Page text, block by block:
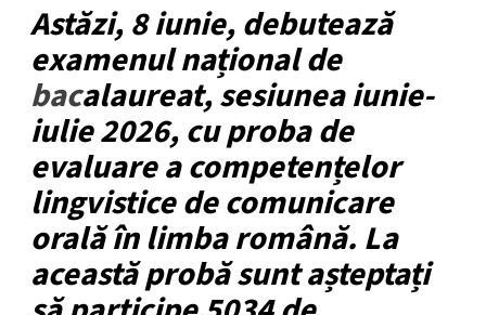
Astăzi, 8 iunie, debutează
examenul național de
bacalaureat, sesiunea iunie-
iulie 2026, cu proba de
evaluare a competențelor
lingvistice de comunicare
orală în limba română. La
această probă sunt așteptați